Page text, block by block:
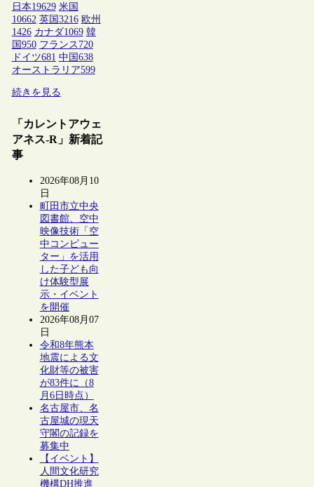
日本19629 米国
10662 英国 3216 欧州
1426 カナダ1069 韓
国 950 フランス 720
ドイツ681 中国 638
オーストラリア599
続きを見る
「カレントアウェ
アネス-R」新着記
事
2026年08月10
日
町田市立中央
図書館、空中
映像技術「空
中コンピュー
ター」を活用
した子ども向
け体験型展
示・イベント
を開催
2026年08月07
日
令和8年熊本
地震による文
化財等の被害
が83件に（8
月6日時点）
名古屋市、名
古屋城の現天
守閣の記録を
募集中
【イベント】
人間文化研究
機構DH推進